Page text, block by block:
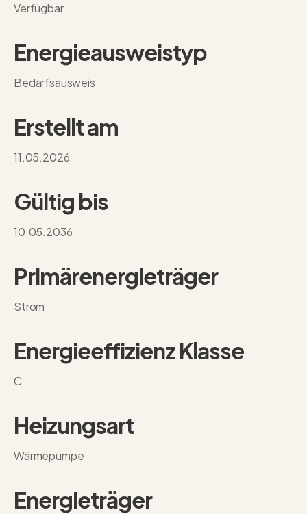
Verfügbar
Energie­ausweistyp
Bedarfsausweis
Erstellt am
11.05.2026
Gültig bis
10.05.2036
Primärenergieträger
Strom
Energieeffizienz Klasse
C
Heizungsart
Wärmepumpe
Energieträger